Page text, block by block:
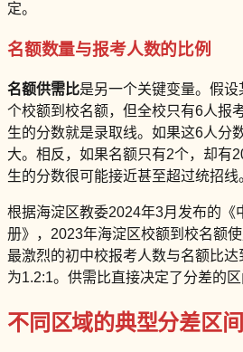
定。
名额数量与报考人数的比例
名额供需比是另一个关键变量。假
个校额到校名额，但全校只有6人报
生的分数就是录取线。如果这6人分
大。相反，如果名额只有2个，却有
生的分数很可能接近甚至超过统招线
根据海淀区教委2024年3月发布的《
册》，2023年海淀区校额到校名额
最激烈的初中校报考人数与名额比
为1.2:1。供需比直接决定了分差的区
不同区域的典型分差区间